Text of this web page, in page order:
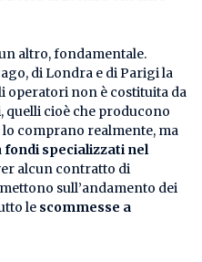
altro, fondamentale.
di Londra e di Parigi la
non è costituita da
, quelli cioè che producono
comprano realmente, ma
fondi specializzati nel
alcun contratto di
sull’andamento dei
le scommesse a